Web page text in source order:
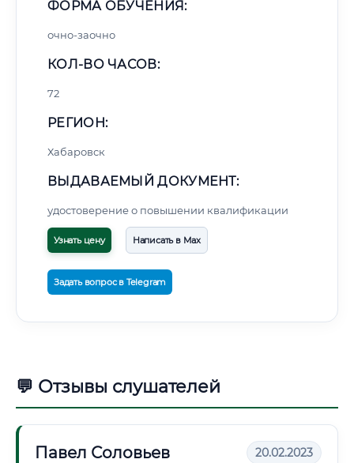
ФОРМА ОБУЧЕНИЯ:
очно-заочно
КОЛ-ВО ЧАСОВ:
72
РЕГИОН:
Хабаровск
ВЫДАВАЕМЫЙ ДОКУМЕНТ:
удостоверение о повышении квалификации
Узнать цену Написать в Max
Задать вопрос в Telegram
💬 Отзывы слушателей
Павел Соловьев 20.02.2023